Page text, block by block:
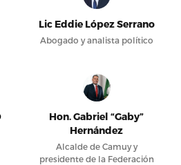
Lic Eddie López Serrano
Abogado y analista político
Hon. Gabriel “Gaby”
Hernández
Alcalde de Camuy y
presidente de la Federación